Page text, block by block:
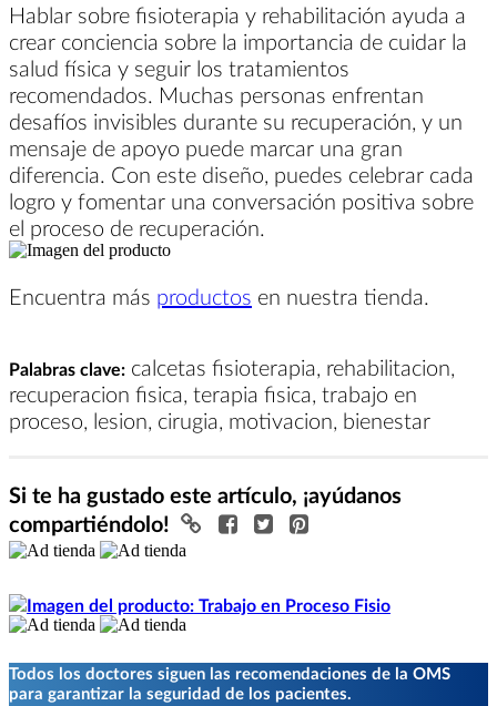
Hablar sobre fisioterapia y rehabilitación ayuda a
crear conciencia sobre la importancia de cuidar la
salud física y seguir los tratamientos
recomendados. Muchas personas enfrentan
desafíos invisibles durante su recuperación, y un
mensaje de apoyo puede marcar una gran
diferencia. Con este diseño, puedes celebrar cada
logro y fomentar una conversación positiva sobre
el proceso de recuperación.
Encuentra más productos en nuestra tienda.
Palabras clave: calcetas fisioterapia, rehabilitacion,
recuperacion fisica, terapia fisica, trabajo en
proceso, lesion, cirugia, motivacion, bienestar
Si te ha gustado este artículo, ¡ayúdanos
compartiéndolo!
Todos los doctores siguen las recomendaciones de la OMS
para garantizar la seguridad de los pacientes.